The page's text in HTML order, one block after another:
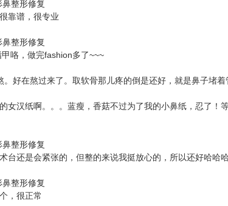
靠谱，很专业
咯，做完fashion多了~~~
在熬过来了。取软骨那儿疼的倒是还好，就是鼻子堵着
汉纸啊。。。蓝瘦，香菇不过为了我的小鼻纸，忍了！
还是会紧张的，但整的来说我挺放心的，所以还好哈哈
，很正常